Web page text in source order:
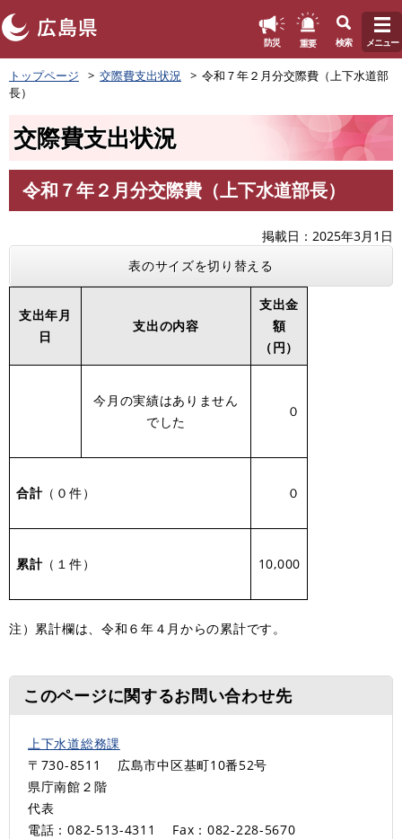
ペ
ー
ジ
。
防災 重要 検索 メニュー
トップページ 交際費支出状況
令和７年２月分交際費（上下水道部
長）
交際費支出状況
文
令和７年２月分交際費（上下水道部長）
掲載日
2025年3月1日
表のサイズを切り替える
支出年月
日
支出の内容
支出金
額
（円）
今月の実績はありません
でした
０
合計（０件） ０
累計（１件） 10,000
注）累計欄は、令和６年４月からの累計です。
このページに関するお問い合わせ先
上下水道総務課
〒730-8511
広島市中区基町10番52号
県庁南館２階
代表
電話：082-513-4311
Fax：082-228-5670